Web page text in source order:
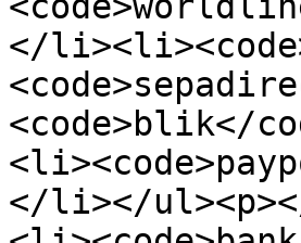
</
<code>blik</
</li></ul><p></